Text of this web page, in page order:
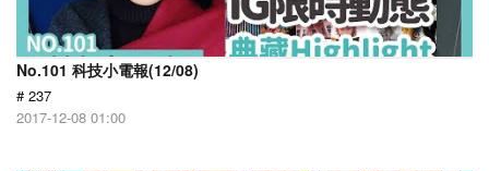
No.101 科技小電報(12/08)
# 237
2017-12-08 01:00